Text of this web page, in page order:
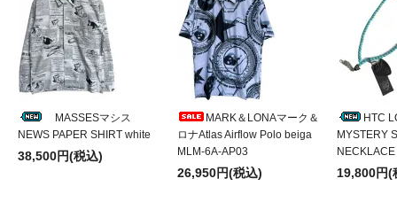
MASSESマシス
NEWS PAPER SHIRT white
38,500円(税込)
MARK＆LONAマーク＆
ロナAtlas Airflow Polo beiga
MLM-6A-AP03
26,950円(税込)
HTC
MYSTERY
19,800円(